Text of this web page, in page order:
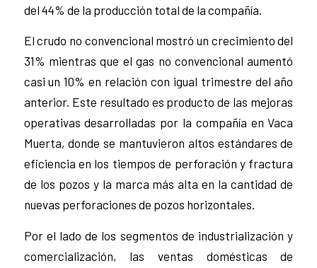
del 44% de la producción total de la compañía.
El crudo no convencional mostró un crecimiento del
31% mientras que el gas no convencional aumentó
casi un 10% en relación con igual trimestre del año
anterior. Este resultado es producto de las mejoras
operativas desarrolladas por la compañía en Vaca
Muerta, donde se mantuvieron altos estándares de
eficiencia en los tiempos de perforación y fractura
de los pozos y la marca más alta en la cantidad de
nuevas perforaciones de pozos horizontales.
Por el lado de los segmentos de industrialización y
comercialización, las ventas domésticas de